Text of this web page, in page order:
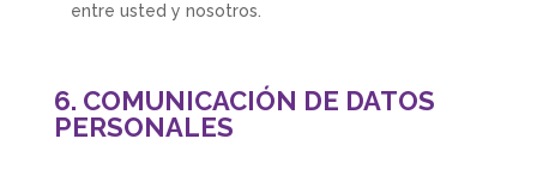
entre usted y nosotros.
6. COMUNICACIÓN DE DATOS
PERSONALES